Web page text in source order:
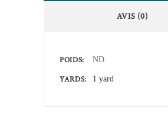
AVIS (0)
POIDS ND
YARDS 1 yard